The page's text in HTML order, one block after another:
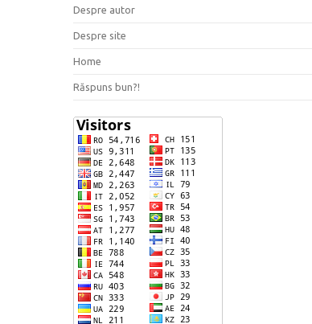
Despre autor
Despre site
Home
Răspuns bun?!